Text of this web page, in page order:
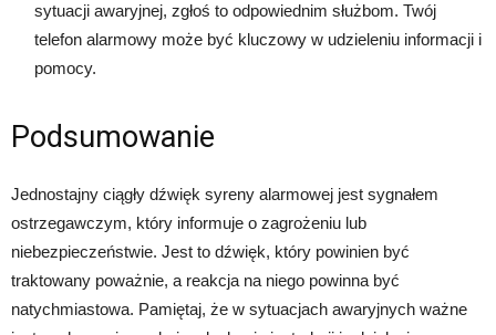
sytuacji awaryjnej, zgłoś to odpowiednim służbom. Twój
telefon alarmowy może być kluczowy w udzieleniu informacji i
pomocy.
Podsumowanie
Jednostajny ciągły dźwięk syreny alarmowej jest sygnałem
ostrzegawczym, który informuje o zagrożeniu lub
niebezpieczeństwie. Jest to dźwięk, który powinien być
traktowany poważnie, a reakcja na niego powinna być
natychmiastowa. Pamiętaj, że w sytuacjach awaryjnych ważne